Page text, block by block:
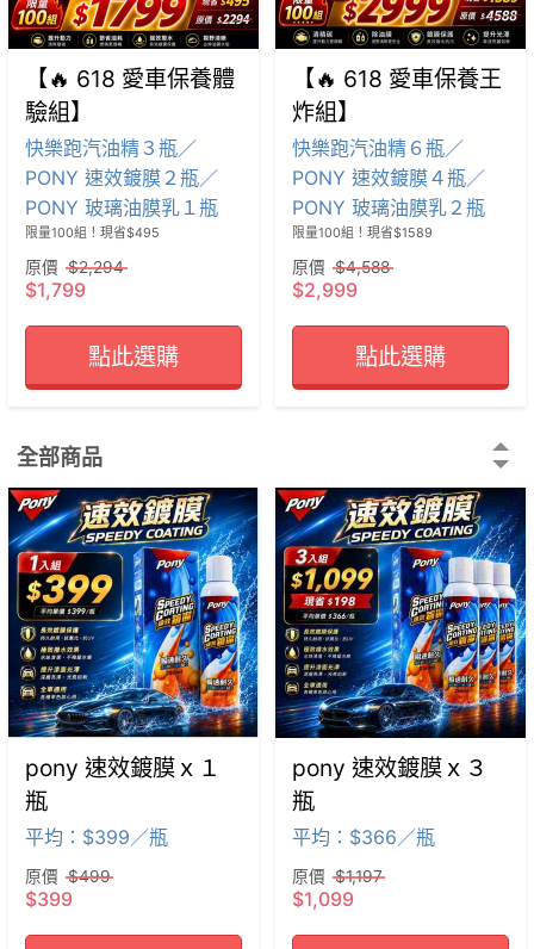
【🔥 618 愛車保養體
驗組】
快樂跑汽油精３瓶／
PONY 速效鍍膜２瓶／
PONY 玻璃油膜乳１瓶
限量100組！現省$495
原價 $2,294
$1,799
點此選購
【🔥 618 愛車保養王
炸組】
快樂跑汽油精６瓶／
PONY 速效鍍膜４瓶／
PONY 玻璃油膜乳２瓶
限量100組！現省$1589
原價 $4,588
$2,999
點此選購
全部商品
pony 速效鍍膜ｘ１
瓶
平均：$399／瓶
原價 $499
$399
pony 速效鍍膜ｘ３
瓶
平均：$366／瓶
原價 $1,197
$1,099